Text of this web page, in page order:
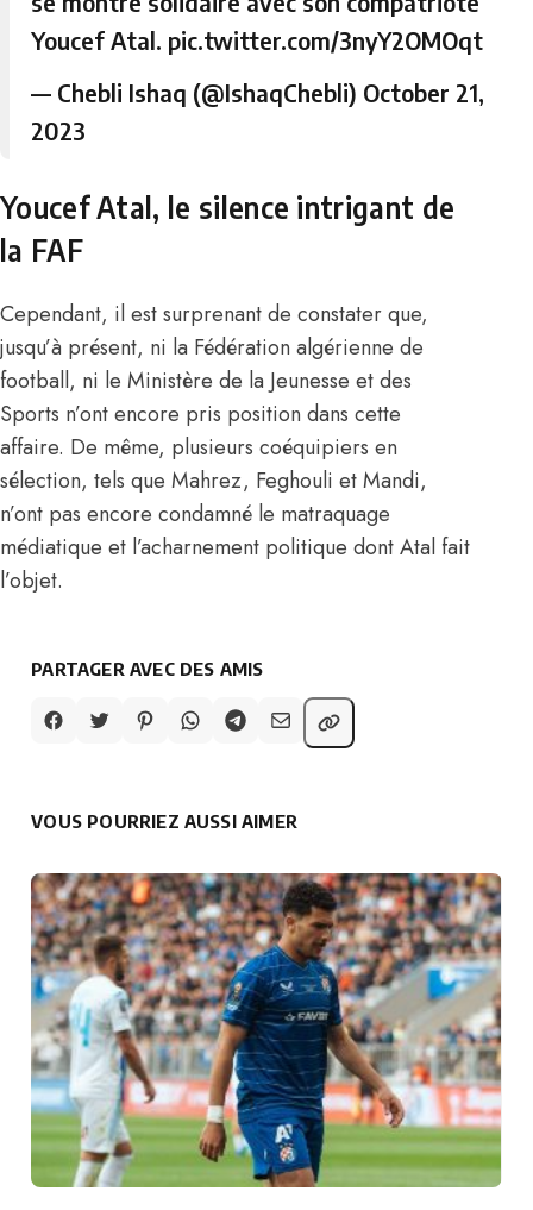
Youcef Atal. pic.twitter.com/3nyY2OMOqt
— Chebli Ishaq (@IshaqChebli) October 21,
2023
Youcef Atal, le silence intrigant de
la FAF
Cependant, il est surprenant de constater que,
jusqu’à présent, ni la Fédération algérienne de
football, ni le Ministère de la Jeunesse et des
Sports n’ont encore pris position dans cette
affaire. De même, plusieurs coéquipiers en
sélection, tels que Mahrez, Feghouli et Mandi,
n’ont pas encore condamné le matraquage
médiatique et l’acharnement politique dont Atal fait
l’objet.
PARTAGER AVEC DES AMIS
VOUS POURRIEZ AUSSI AIMER